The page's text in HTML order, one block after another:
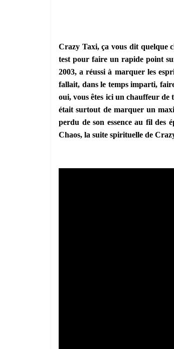
Crazy Taxi, ça vous dit quelque
test pour faire un rapide point
2003, a réussi à marquer les
fallait, dans le temps imparti,
oui, vous êtes ici un chauffeur de
était surtout de marquer un
perdu de son essence au fil des
Chaos, la suite spirituelle de